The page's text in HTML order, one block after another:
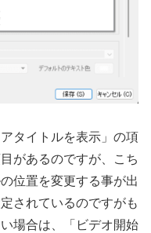
タイトルを表示」の項
があるのですが、こち
位置を変更する事が出
されているのですがも
場合は、「ビデオ開始